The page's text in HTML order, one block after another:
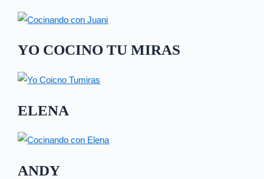
YO COCINO TU MIRAS
ELENA
ANDY